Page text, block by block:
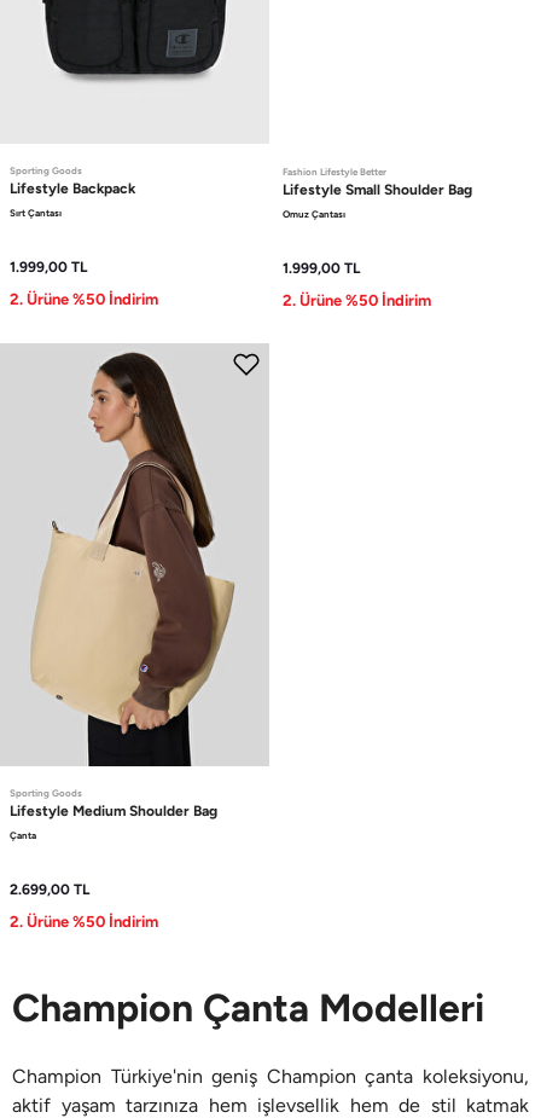
Sporting Goods
Lifestyle Backpack
Sırt Çantası
1.999,00 TL
2. Ürüne %50 İndirim
Fashion Lifestyle Better
Lifestyle Small Shoulder Bag
Omuz Çantası
1.999,00 TL
2. Ürüne %50 İndirim
Sporting Goods
Lifestyle Medium Shoulder Bag
Çanta
2.699,00 TL
2. Ürüne %50 İndirim
Champion Çanta Modelleri
Champion Türkiye'nin geniş Champion çanta koleksiyonu,
aktif yaşam tarzınıza hem işlevsellik hem de stil katmak